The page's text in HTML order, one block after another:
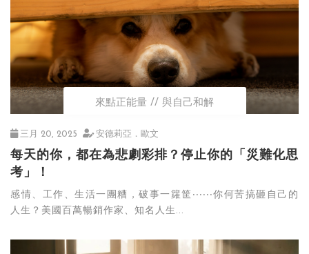
來點正能量 與自己和解
三月 20, 2025 安德莉亞．歐文
每天的你，都在為悲劇彩排？停止你的「災難化思
考」！
感情、工作、生活一團糟，破事一籮筐‧‧‧‧‧‧你何苦搞砸自己的
人生？美國百萬暢銷作家、知名人生...